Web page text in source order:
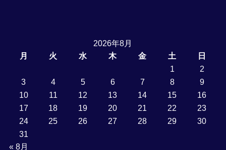
2026年8月
月
火 水 木 金 土
日
1
2
3
4 5 6 7 8
9
10
11 12 13 14 15
16
17
18 19 20 21 22
23
24
25 26 27 28 29
30
31
« 8月